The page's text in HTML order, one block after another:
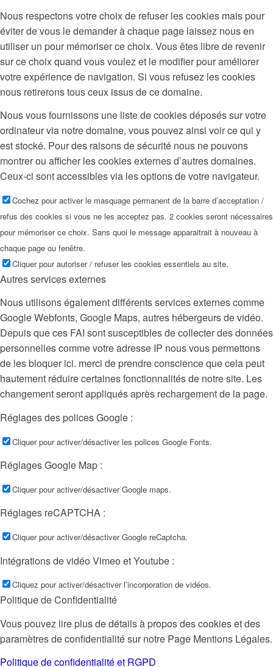
Nous respectons votre choix de refuser les cookies mais pour
éviter de vous le demander à chaque page laissez nous en
utiliser un pour mémoriser ce choix. Vous êtes libre de revenir
sur ce choix quand vous voulez et le modifier pour améliorer
votre expérience de navigation. Si vous refusez les cookies
nous retirerons tous ceux issus de ce domaine.
Nous vous fournissons une liste de cookies déposés sur votre
ordinateur via notre domaine, vous pouvez ainsi voir ce qui y
est stocké. Pour des raisons de sécurité nous ne pouvons
montrer ou afficher les cookies externes d’autres domaines.
Ceux-ci sont accessibles via les options de votre navigateur.
Cochez pour activer le masquage permanent de la barre d’acceptation /
refus des cookies si vous ne les acceptez pas. 2 cookies seront nécessaires
pour mémoriser ce choix. Sans quoi le message apparaitrait à nouveau à
chaque page ou fenêtre.
Cliquer pour autoriser / refuser les cookies essentiels au site.
Autres services externes
Nous utilisons également différents services externes comme
Google Webfonts, Google Maps, autres hébergeurs de vidéo.
Depuis que ces FAI sont susceptibles de collecter des données
personnelles comme votre adresse IP nous vous permettons
de les bloquer ici. merci de prendre conscience que cela peut
hautement réduire certaines fonctionnalités de notre site. Les
changement seront appliqués après rechargement de la page.
Réglages des polices Google :
Cliquer pour activer/désactiver les polices Google Fonts.
Réglages Google Map :
Cliquer pour activer/désactiver Google maps.
Réglages reCAPTCHA :
Cliquer pour activer/désactiver Google reCaptcha.
Intégrations de vidéo Vimeo et Youtube :
Cliquez pour activer/désactiver l’incorporation de vidéos.
Politique de Confidentialité
Vous pouvez lire plus de détails à propos des cookies et des
paramètres de confidentialité sur notre Page Mentions Légales.
Politique de confidentialité et RGPD